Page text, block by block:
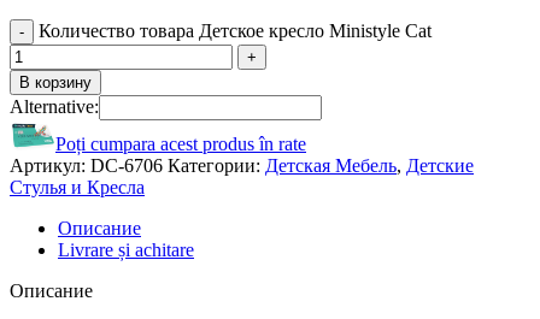
Количество товара Детское кресло Ministyle Cat
В корзину
Alternative:
Poți cumpara acest produs în rate
Артикул: DC-6706 Категории: Детская Мебель, Детские
Стулья и Кресла
Описание
Livrare și achitare
Описание